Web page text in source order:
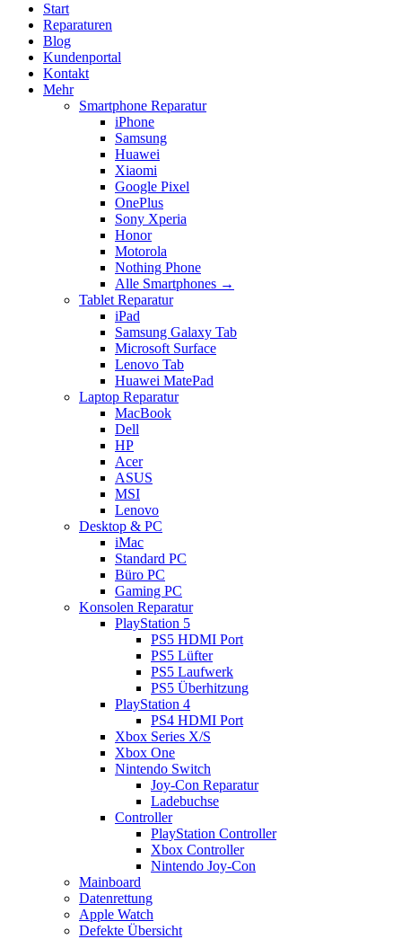
Start
Reparaturen
Blog
Kundenportal
Kontakt
Mehr
Smartphone Reparatur
iPhone
Samsung
Huawei
Xiaomi
Google Pixel
OnePlus
Sony Xperia
Honor
Motorola
Nothing Phone
Alle Smartphones →
Tablet Reparatur
iPad
Samsung Galaxy Tab
Microsoft Surface
Lenovo Tab
Huawei MatePad
Laptop Reparatur
MacBook
Dell
HP
Acer
ASUS
MSI
Lenovo
Desktop & PC
iMac
Standard PC
Büro PC
Gaming PC
Konsolen Reparatur
PlayStation 5
PS5 HDMI Port
PS5 Lüfter
PS5 Laufwerk
PS5 Überhitzung
PlayStation 4
PS4 HDMI Port
Xbox Series X/S
Xbox One
Nintendo Switch
Joy-Con Reparatur
Ladebuchse
Controller
PlayStation Controller
Xbox Controller
Nintendo Joy-Con
Mainboard
Datenrettung
Apple Watch
Defekte Übersicht